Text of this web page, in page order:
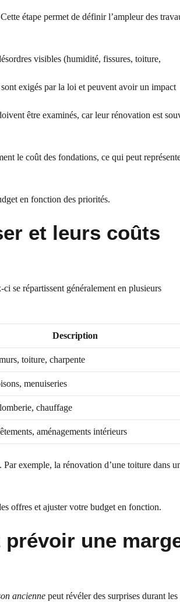
étape permet de définir l’ampleur des
visibles (humidité, fissures, toiture,
exigés par la loi et peuvent avoir un impact
être examinés, car leur rénovation est
le coût des fondations, ce qui peut
en fonction des priorités.
et leurs coûts
se répartissent généralement en plusieurs
Description
toiture, charpente
menuiseries
chauffage
aménagements intérieurs
exemple, la rénovation d’une toiture dans
offres et ajuster votre budget en fonction.
une
ancienne peut révéler des surprises durant les